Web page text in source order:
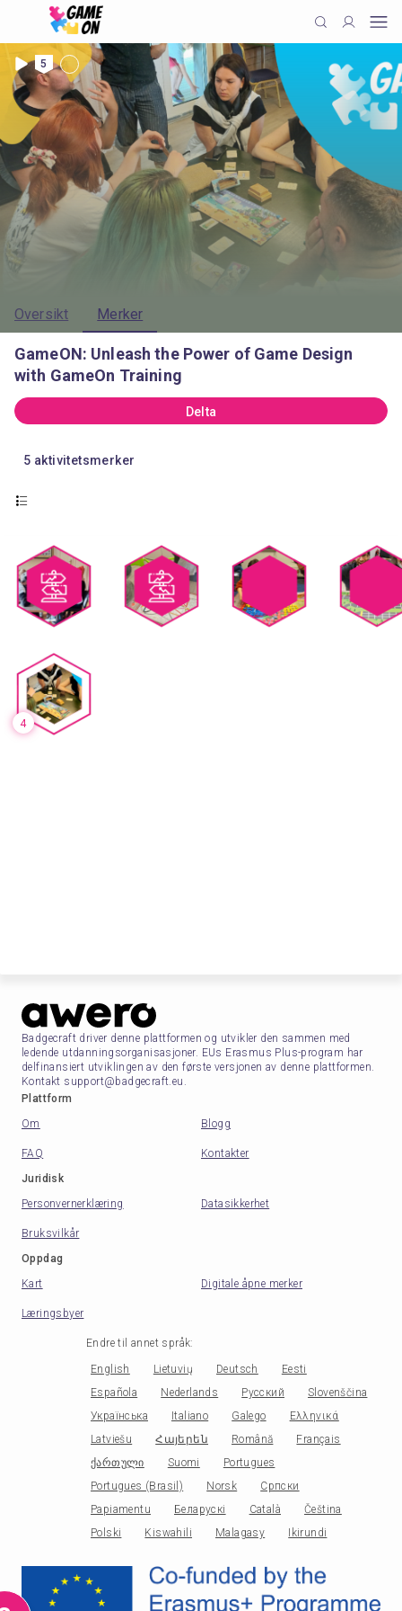
5
Oversikt Merker
GameON: Unleash the Power of Game Design
with GameOn Training
Delta
5 aktivitetsmerker
4
Badgecraft driver denne plattformen og utvikler den sammen med
ledende utdanningsorganisasjoner. EUs Erasmus Plus-program har
delfinansiert utviklingen av den første versjonen av denne plattformen.
Kontakt support@badgecraft.eu.
Plattform
Om
Blogg
FAQ
Kontakter
Juridisk
Personvernerklæring
Datasikkerhet
Bruksvilkår
Oppdag
Kart
Digitale åpne merker
Læringsbyer
Endre til annet språk:
English Lietuvių Deutsch
Eesti
Española
Nederlands Русский
Slovenščina
Українська
Italiano Galego
Ελληνικά
Latviešu
Հայերեն Română
Français
ქართული
Suomi
Portugues
Portugues (Brasil)
Norsk
Српски
Papiamentu
Беларускі Català
Čeština
Polski
Kiswahili Malagasy Ikirundi